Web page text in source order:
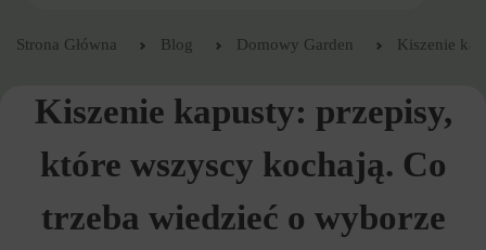
Strona Główna Blog Domowy Garden Kiszenie
Kiszenie kapusty: przepisy,
które wszyscy kochają. Co
trzeba wiedzieć o wyborze